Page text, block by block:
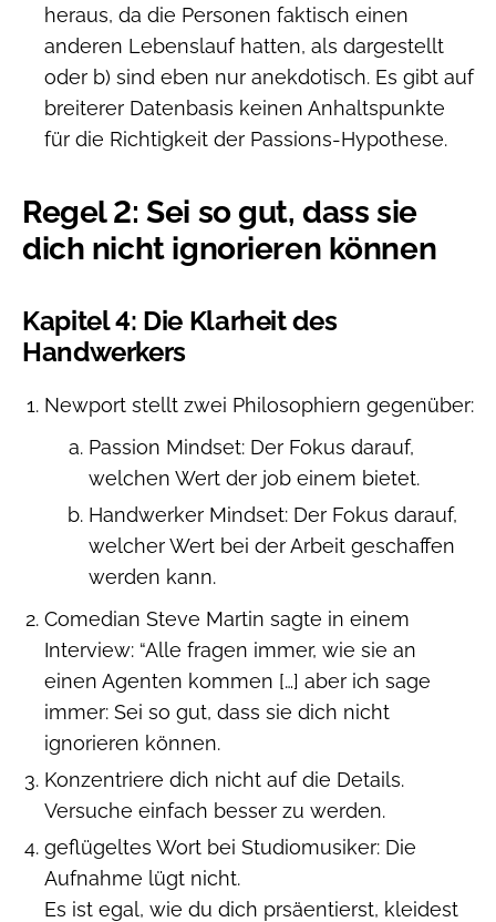
heraus, da die Personen faktisch einen
anderen Lebenslauf hatten, als dargestellt
oder b) sind eben nur anekdotisch. Es gibt auf
breiterer Datenbasis keinen Anhaltspunkte
für die Richtigkeit der Passions-Hypothese.
Regel 2: Sei so gut, dass sie
dich nicht ignorieren können
Kapitel 4: Die Klarheit des
Handwerkers
Newport stellt zwei Philosophiern gegenüber:
Passion Mindset: Der Fokus darauf,
welchen Wert der job einem bietet.
Handwerker Mindset: Der Fokus darauf,
welcher Wert bei der Arbeit geschaffen
werden kann.
Comedian Steve Martin sagte in einem
Interview: “Alle fragen immer, wie sie an
einen Agenten kommen […] aber ich sage
immer: Sei so gut, dass sie dich nicht
ignorieren können.
Konzentriere dich nicht auf die Details.
Versuche einfach besser zu werden.
geflügeltes Wort bei Studiomusiker: Die
Aufnahme lügt nicht.
Es ist egal, wie du dich prsäentierst, kleidest